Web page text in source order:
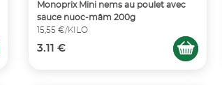
Monoprix Mini nems au poulet avec
sauce nuoc-mâm 200g
15,55 €/KILO
3.11 €